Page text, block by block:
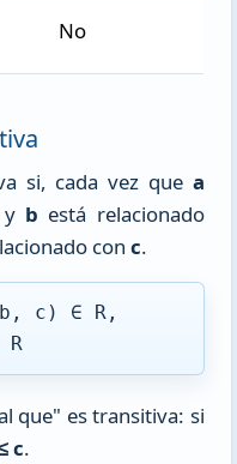
No
si, cada vez que a
y b está relacionado
conc.
c) ∈ R,
que" es transitiva: si
c.